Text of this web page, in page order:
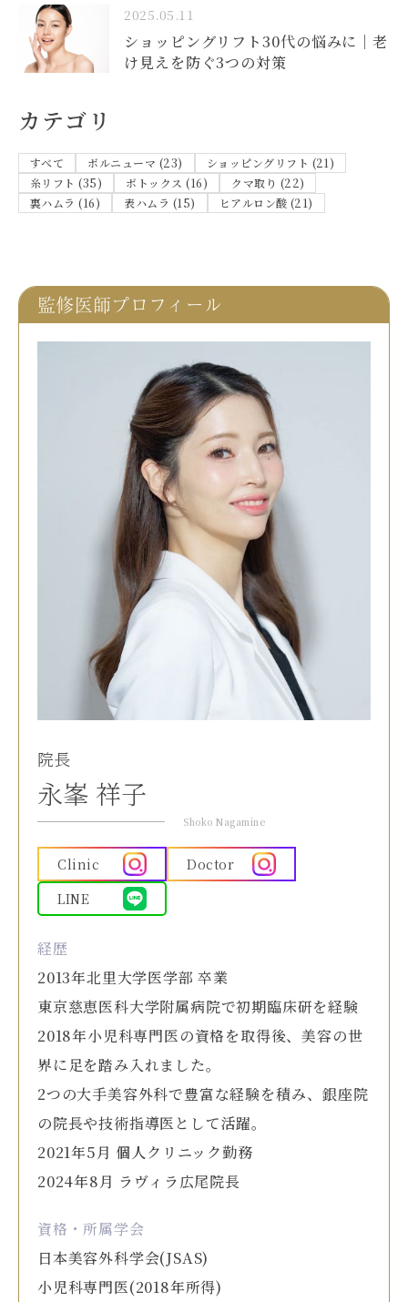
2025.05.11
ショッピングリフト30代の悩みに｜老
け見えを防ぐ3つの対策
カテゴリ
すべて ボルニューマ (23)
ショッピングリフト (21)
糸リフト (35)
ボトックス (16)
クマ取り (22)
裏ハムラ (16)
表ハムラ (15) ヒアルロン酸 (21)
監修医師プロフィール
院長
永峯 祥子
Shoko Nagamine
Clinic
Doctor
LINE
経歴
2013年北里大学医学部 卒業
東京慈恵医科大学附属病院で初期臨床研を経験
2018年小児科専門医の資格を取得後、美容の世
界に足を踏み入れました。
2つの大手美容外科で豊富な経験を積み、銀座院
の院長や技術指導医として活躍。
2021年5月 個人クリニック勤務
2024年8月 ラヴィラ広尾院長
資格・所属学会
日本美容外科学会(JSAS)
小児科専門医(2018年所得)